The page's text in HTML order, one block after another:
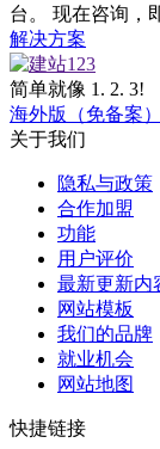
台。 现在咨询，
解决方案
简单就像 1. 2. 3!
海外版（免备案）
关于我们
隐私与政策
合作加盟
功能
用户评价
最新更新内
网站模板
我们的品牌
就业机会
网站地图
快捷链接